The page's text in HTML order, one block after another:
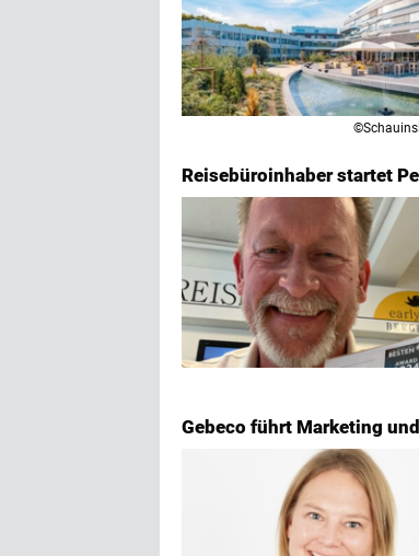
Reisebüroinhaber startet
Gebeco führt Marketing